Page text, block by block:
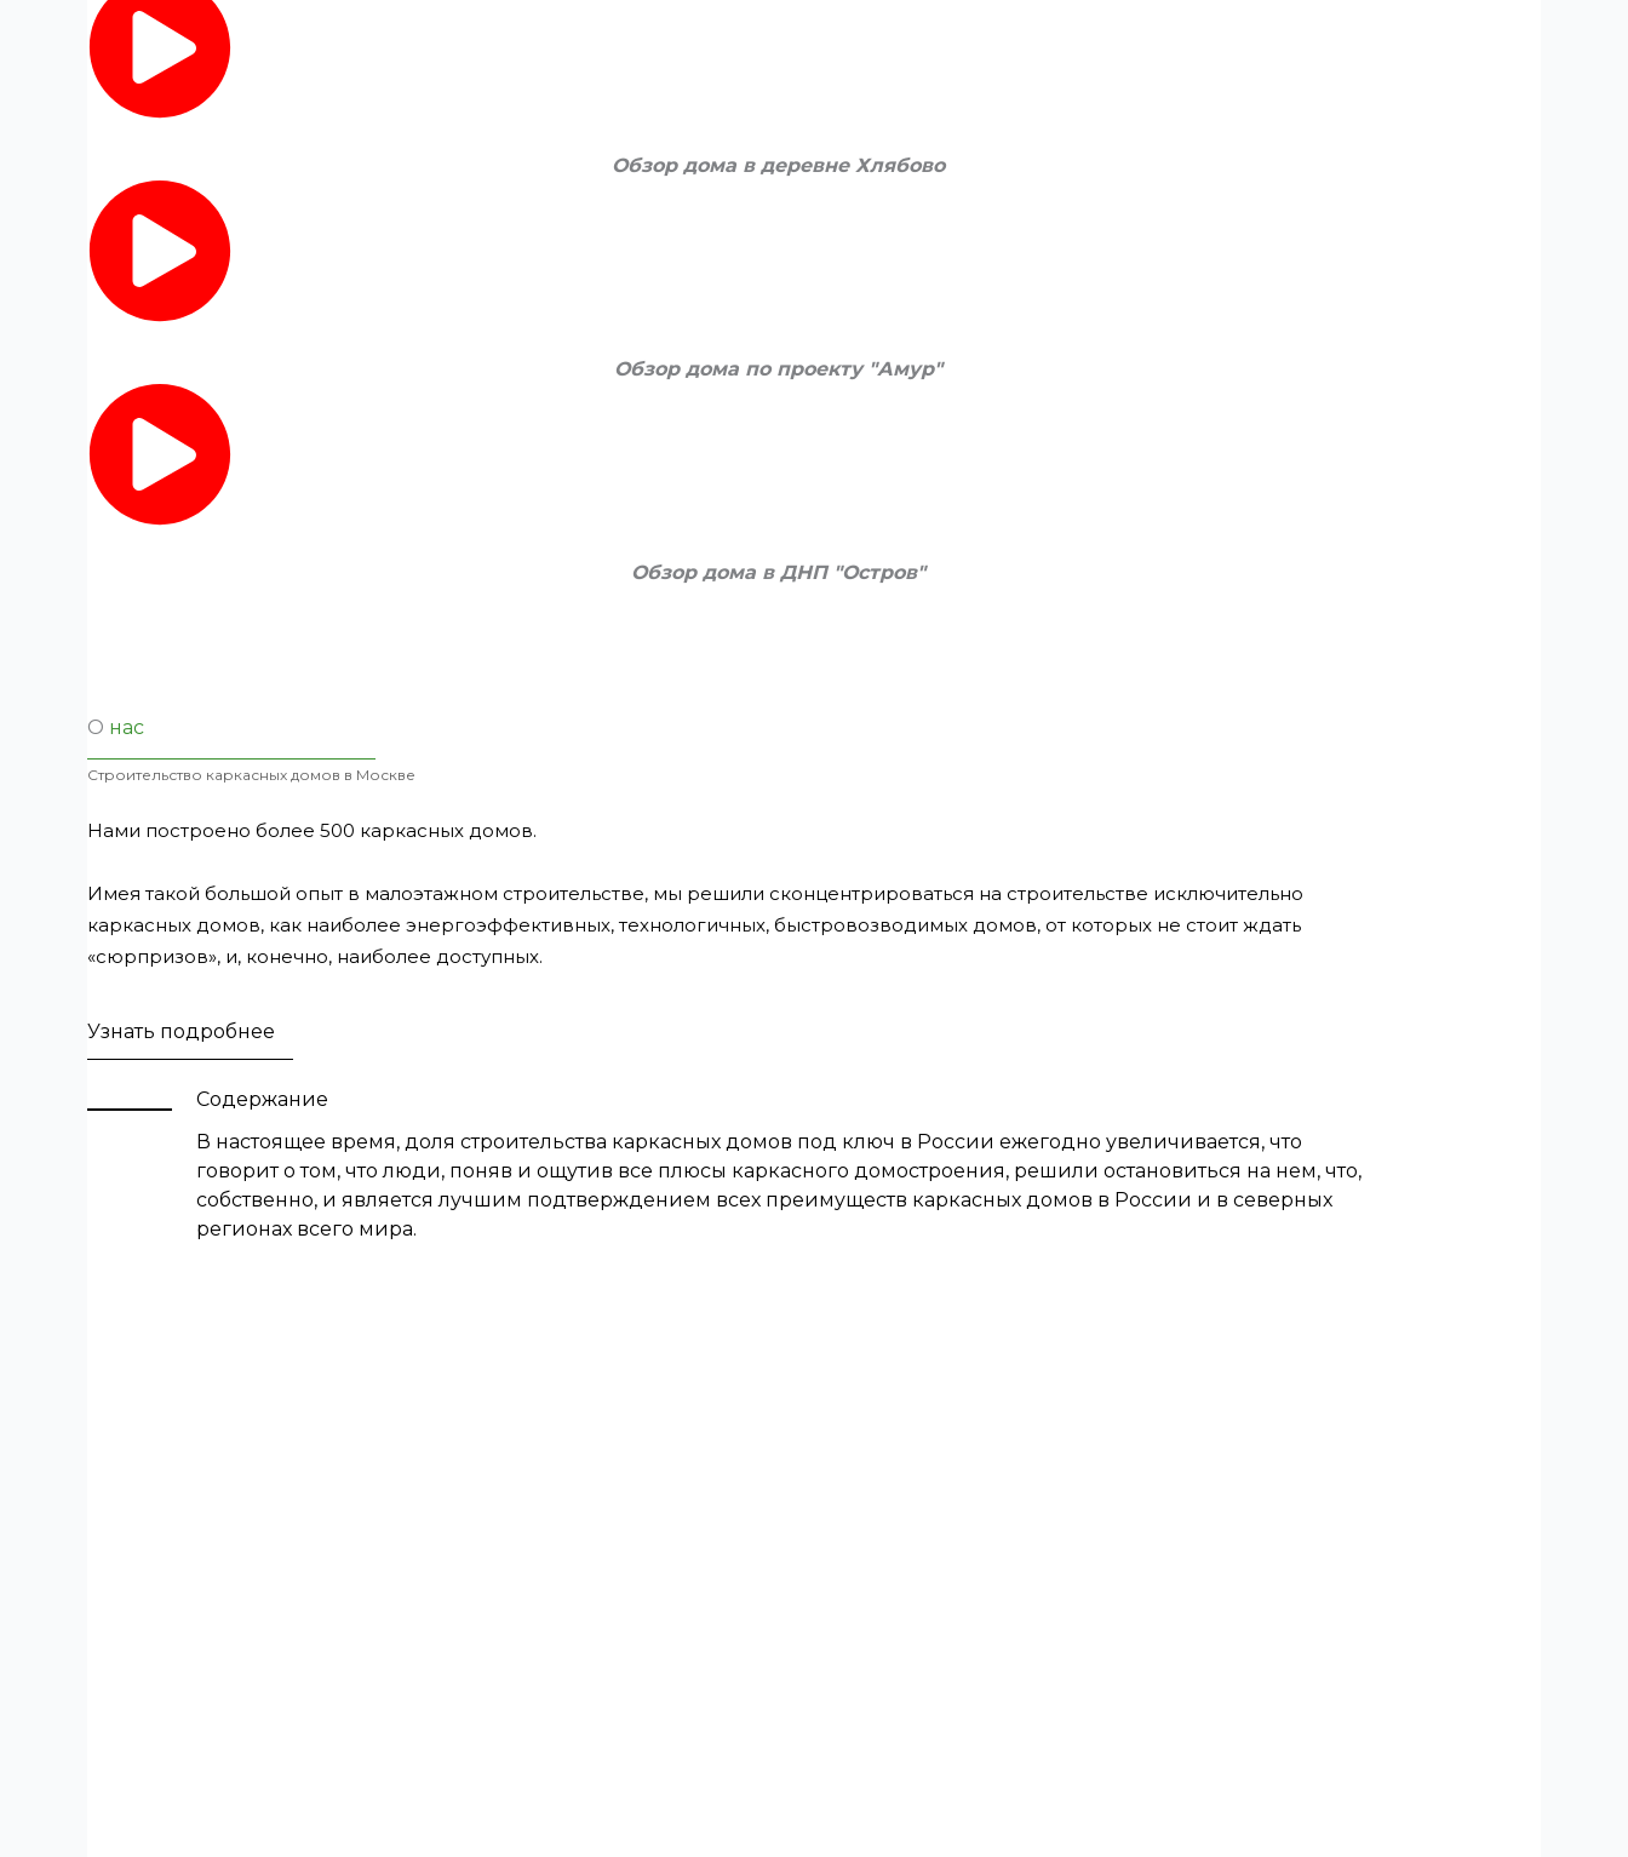
Обзор дома в деревне Хлябово
Обзор дома по проекту "Амур"
Обзор дома в ДНП "Остров"
О нас
Строительство каркасных домов в Москве
Нами построено более 500 каркасных домов.
Имея такой большой опыт в малоэтажном строительстве, мы решили сконцентрироваться на строительстве исключительно
каркасных домов, как наиболее энергоэффективных, технологичных, быстровозводимых домов, от которых не стоит ждать
«сюрпризов», и, конечно, наиболее доступных.
Узнать подробнее
Содержание
В настоящее время, доля строительства каркасных домов под ключ в России ежегодно увеличивается, что
говорит о том, что люди, поняв и ощутив все плюсы каркасного домостроения, решили остановиться на нем, что,
собственно, и является лучшим подтверждением всех преимуществ каркасных домов в России и в северных
регионах всего мира.